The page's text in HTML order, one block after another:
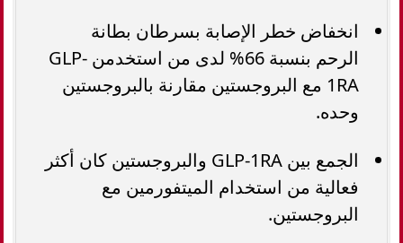
انخفاض خطر الإصابة بسرطان بطانة
الرحم بنسبة 66% لدى من استخدمن GLP-
1RA مع البروجستين مقارنة بالبروجستين
وحده.
الجمع بين GLP-1RA والبروجستين كان أكثر
فعالية من استخدام الميتفورمين مع
البروجستين.